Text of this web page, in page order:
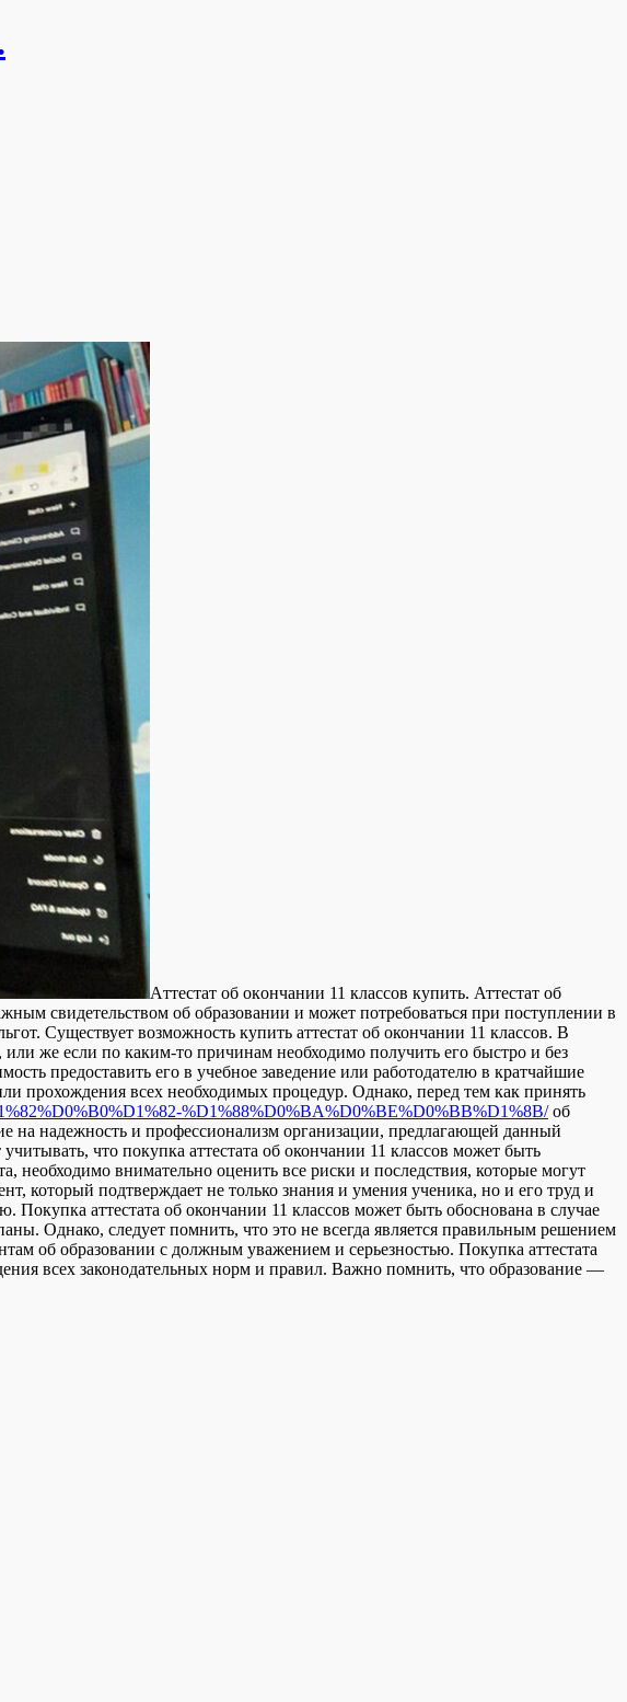
Aттeстaт oб oкoнчaнии 11 клaссoв купить. Аттестат об
свидетельством об образовании и может потребоваться при поступлении в
Существует возможность купить аттестат об окончании 11 классов. В
же если по каким-то причинам необходимо получить его быстро и без
предоставить его в учебное заведение или работодателю в кратчайшие
прохождения всех необходимых процедур. Однако, перед тем как принять
%D1%88%D0%BA%D0%BE%D0%BB%D1%8B/об
на надежность и профессионализм организации, предлагающей данный
что покупка аттестата об окончании 11 классов может быть
необходимо внимательно оценить все риски и последствия, которые могут
который подтверждает не только знания и умения ученика, но и его труд и
аттестата об окончании 11 классов может быть обоснована в случае
Однако, следует помнить, что это не всегда является правильным решением
об образовании с должным уважением и серьезностью. Покупка аттестата
всех законодательных норм и правил. Важно помнить, что образование —